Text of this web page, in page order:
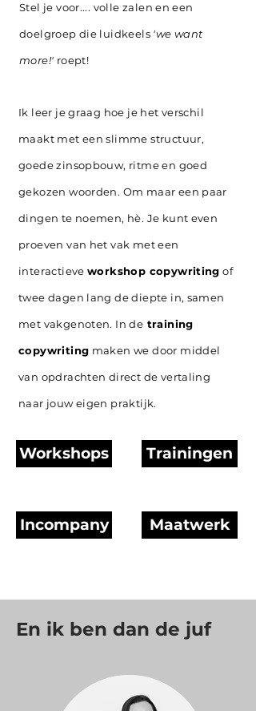
Stel je voor.... volle zalen en een
doelgroep die luidkeels 'we want
more!' roept!
Ik leer je graag hoe je het verschil
maakt met een slimme structuur,
goede zinsopbouw, ritme en goed
gekozen woorden. Om maar een paar
dingen te noemen, hè. Je kunt even
proeven van het vak met een
interactieveworkshop copywriting of
twee dagen lang de diepte in, samen
met vakgenoten. In de training
copywriting maken we door middel
van opdrachten direct de vertaling
naar jouw eigen praktijk.
Workshops Trainingen
Incompany Maatwerk
En ik ben dan de juf